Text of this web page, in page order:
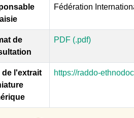
Fédération
de
PDF (.pdf)
de l'extrait
https://raddo-